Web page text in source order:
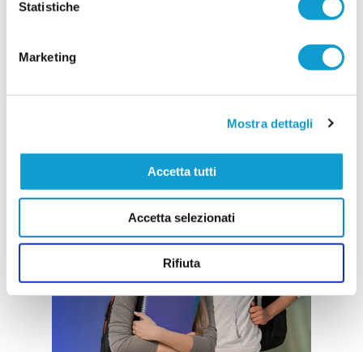
Statistiche
Marketing
Mostra dettagli
Accetta tutti
Accetta selezionati
Rifiuta